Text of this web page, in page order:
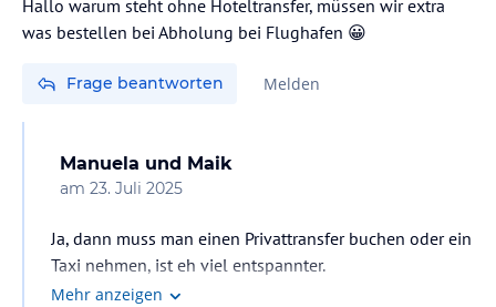
Hallo warum steht ohne Hoteltransfer, müssen wir extra
was bestellen bei Abholung bei Flughafen 😀
Frage beantworten Melden
Manuela und Maik
am 23. Juli 2025
Ja, dann muss man einen Privattransfer buchen oder ein
Taxi nehmen, ist eh viel entspannter.
Mehr anzeigen